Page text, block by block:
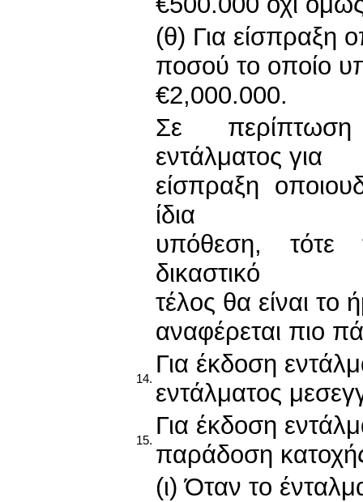
(θ) Για είσπραξη
ποσού το οποίο
€2,000.000.
Σε
εντάλματος για
είσπραξη
ίδια
υπόθεση, τότε
δικαστικό
τέλος θα είναι το
αναφέρεται πιο
14.
Για έκδοση
εντάλματος
15.
Για έκδοση
παράδοση
(ι) Όταν το